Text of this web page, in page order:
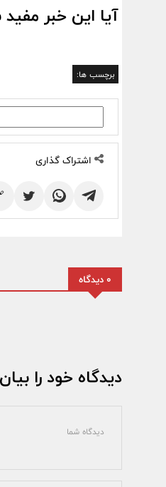
آیا این خبر مفید
برچسب ها:
اشتراک گذاری
0 دیدگاه
دیدگاه خود را